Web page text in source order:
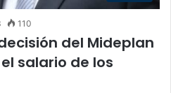
110
del Mideplan
salario de los